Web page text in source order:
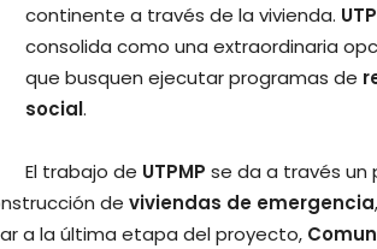
continente a través de la vivienda.
consolida como una extraordinaria
que busquen ejecutar programas de
social.
El trabajo de UTPMP se da a través un
de viviendas de emergencia
a la última etapa del proyecto,